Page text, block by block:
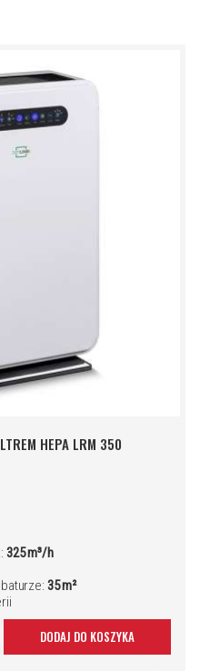
HEPA LRM 350
325 m³/h
35m²
DODAJ DO KOSZYKA